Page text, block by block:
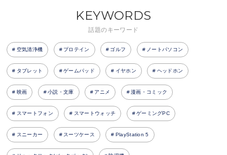
KEYWORDS
話題のキーワード
空気清浄機 プロテイン ゴルフ ノートパソコン
タブレット ゲームパッド イヤホン ヘッドホン
映画 小説・文庫 アニメ 漫画・コミック
スマートフォン スマートウォッチ ゲーミングPC
スニーカー スーツケース PlayStation 5